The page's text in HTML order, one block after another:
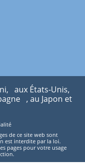
aux États-Unis,
, au Japon et
de ce site web sont
est interdite par la loi.
pages pour votre usage